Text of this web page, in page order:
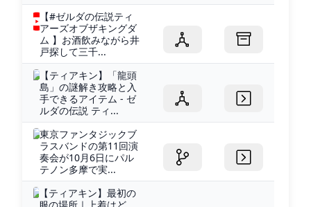
【#ゼルダの伝説ティ
アーズオブザキングダ
ム 】お酒飲みながら井
戸探して三千...
【ティアキン】「龍頭
島」の謎解き攻略と入
手できるアイテム - ゼ
ルダの伝説 ティ...
東京ファンタジックブ
ラスバンドの第11回演
奏会が10月6日にパル
テノン多摩で実...
【ティアキン】最初の